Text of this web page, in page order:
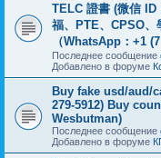
TELC 證書 (微信 ID
福、PTE、CPSO、
（WhatsApp：+1 (7
Последнее сообщение
Добавлено в форуме
Buy fake usd/aud/
279-5912) Buy
Wesbutman)
Последнее сообщение
Добавлено в форуме